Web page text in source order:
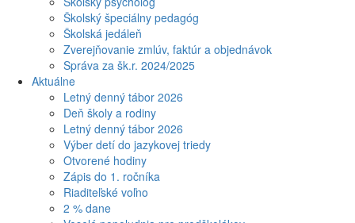
Školský špeciálny pedagóg
Školská jedáleň
Zverejňovanie zmlúv, faktúr a objednávok
Správa za šk.r. 2024/2025
Aktuálne
Letný denný tábor 2026
Deň školy a rodiny
Letný denný tábor 2026
Výber detí do jazykovej triedy
Otvorené hodiny
Zápis do 1. ročníka
Riaditeľské voľno
2 % dane